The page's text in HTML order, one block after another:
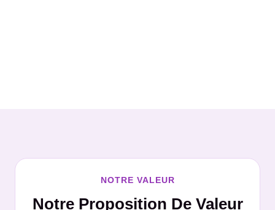
NOTRE VALEUR
Notre Proposition De Valeur